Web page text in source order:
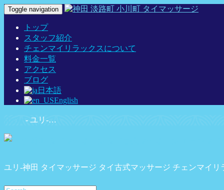
Toggle navigation
トップ
スタッフ紹介
チェンマイリラックスについて
料金一覧
アクセス
ブログ
日本語
English
- ユリ-…
ユリ-神田 タイマッサージ タイ古式マッサージ チェンマイリ